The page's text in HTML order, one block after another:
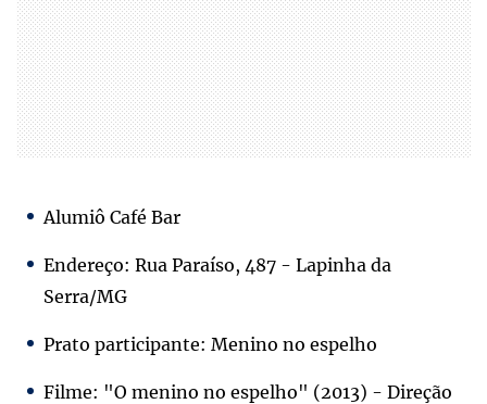
Alumiô Café Bar
Endereço: Rua Paraíso, 487 - Lapinha da
Serra/MG
Prato participante: Menino no espelho
Filme: "O menino no espelho" (2013) - Direção